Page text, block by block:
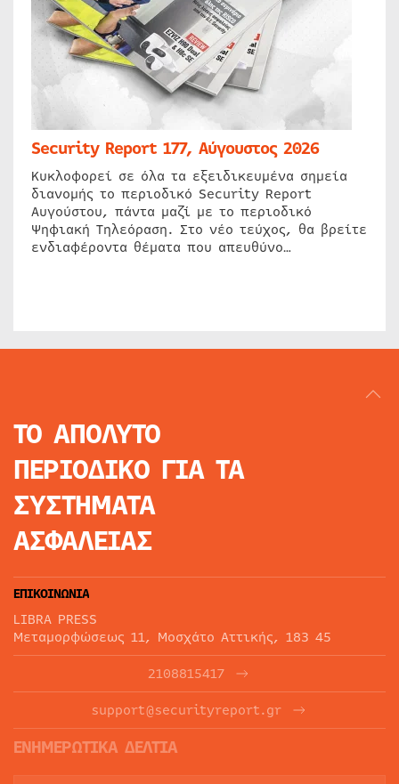
Security Report 177, Αύγουστος 2026
Κυκλοφορεί σε όλα τα εξειδικευμένα σημεία
διανομής το περιοδικό Security Report
Αυγούστου, πάντα μαζί με το περιοδικό
Ψηφιακή Τηλεόραση. Στο νέο τεύχος, θα βρείτε
ενδιαφέροντα θέματα που απευθύνο…
ΤΟ ΑΠΟΛΥΤΟ
ΠΕΡΙΟΔΙΚΟ ΓΙΑ ΤΑ
ΣΥΣΤΗΜΑΤΑ
ΑΣΦΑΛΕΙΑΣ
ΕΠΙΚΟΙΝΩΝΙΑ
LIBRA PRESS
Μεταμορφώσεως 11, Μοσχάτο Αττικής, 183 45
2108815417
support@securityreport.gr
ΕΝΗΜΕΡΩΤΙΚΑ ΔΕΛΤΙΑ